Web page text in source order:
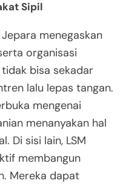
Sipil
menegaskan
organisasi
bisa sekadar
lalu lepas tangan.
mengenai
menanyakan hal
Di sisi lain, LSM
membangun
Mereka dapat